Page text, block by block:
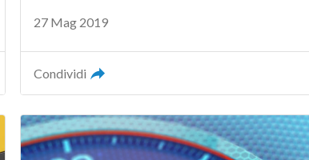
27 Mag 2019
Condividi